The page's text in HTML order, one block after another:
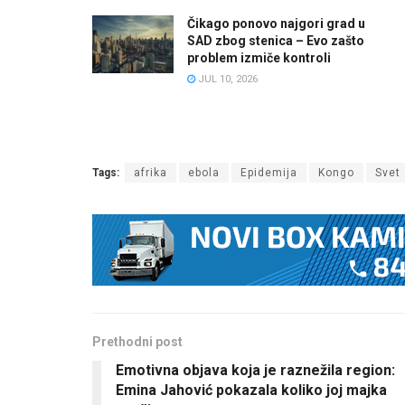
Čikago ponovo najgori grad u
SAD zbog stenica – Evo zašto
problem izmiče kontroli
JUL 10, 2026
Tags: afrika ebola Epidemija Kongo Svet
Prethodni post
Emotivna objava koja je raznežila region:
Emina Jahović pokazala koliko joj majka